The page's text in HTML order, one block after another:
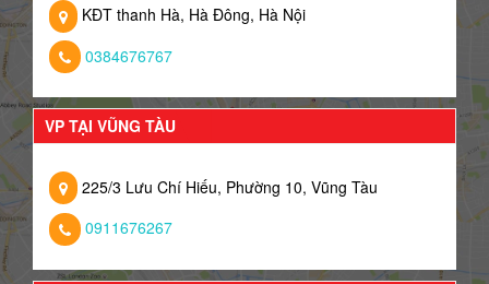
KĐT thanh Hà, Hà Đông, Hà Nội
0384676767
VP TẠI VŨNG TÀU
225/3 Lưu Chí Hiếu, Phường 10, Vũng Tàu
0911676267